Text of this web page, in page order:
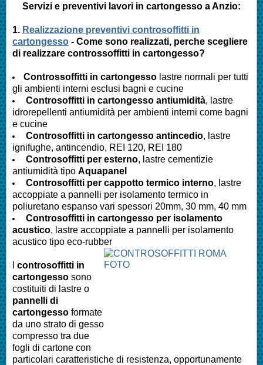
Servizi e preventivi lavori in cartongesso aAnzio:
1. Realizzazione preventivi controsoffitti in
cartongesso - Come sono realizzati, perche scegliere
di realizzare controssoffitti in cartongesso?
Controssoffitti in cartongesso lastre normali per tutti
gli ambienti interni esclusi bagni e cucine
Controsoffitti in cartongesso antiumidità, lastre
idrorepellenti antiumidità per ambienti interni come bagni
e cucine
Controsoffitti in cartongesso antincedio, lastre
ignifughe, antincendio, REI 120, REI 180
Controsoffitti per esterno, lastre cementizie
antiumidità tipo Aquapanel
Controsoffitti per cappotto termico interno, lastre
accoppiate a pannelli per isolamento termico in
poliuretano espanso vari spessori 20mm, 30 mm, 40 mm
Controsoffitti in cartongesso per isolamento
acustico, lastre accoppiate a pannelli per isolamento
acustico tipo eco-rubber
controsoffitti in
cartongesso sono
costituiti di lastre o
pannelli di
cartongesso formate
da uno strato di gesso
compresso tra due
fogli di cartone con
particolari caratteristiche di resistenza, opportunamente